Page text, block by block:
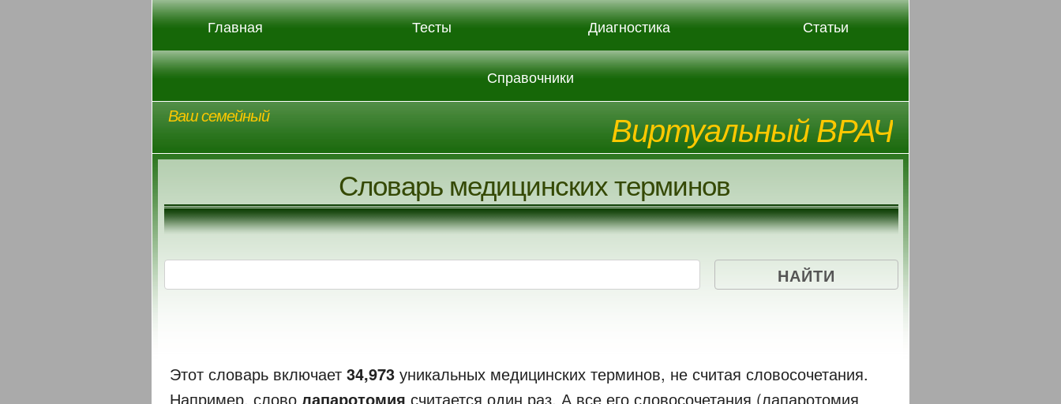
Главная Тесты Диагностика Статьи
Справочники
Ваш семейный Виртуальный ВРАЧ
Словарь медицинских терминов
Этот словарь включает 34,973 уникальных медицинских терминов, не считая словосочетания.
Например, слово лапаротомия считается один раз. А все его словосочетания (лапаротомия